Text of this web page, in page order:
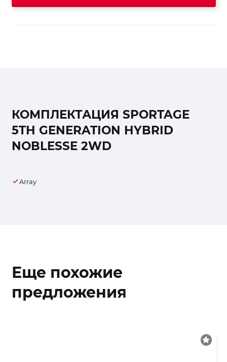
КОМПЛЕКТАЦИЯ SPORTAGE
5TH GENERATION HYBRID
NOBLESSE 2WD
Array
Еще похожие
предложения